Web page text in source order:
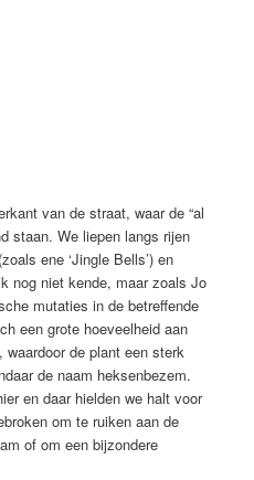
van de straat, waar de “al
staan. We liepen langs rijen
ene ‘Jingle Bells’) en
nog niet kende, maar zoals Jo
mutaties in de betreffende
een grote hoeveelheid aan
waardoor de plant een sterk
de naam heksenbezem.
en daar hielden we halt voor
om te ruiken aan de
of om een bijzondere